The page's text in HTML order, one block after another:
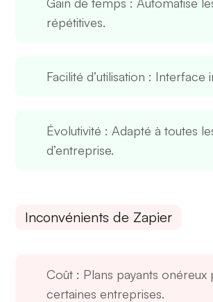
répétitives.
Facilité d’utilisation : Interface
Évolutivité : Adapté à toutes
d’entreprise.
Inconvénients de Zapier
Coût : Plans payants onéreux
certaines entreprises.